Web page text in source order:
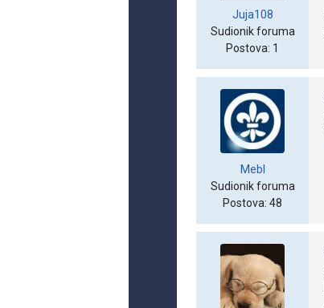
Juja108
Sudionik foruma
Postova: 1
Mebl
Sudionik foruma
Postova: 48